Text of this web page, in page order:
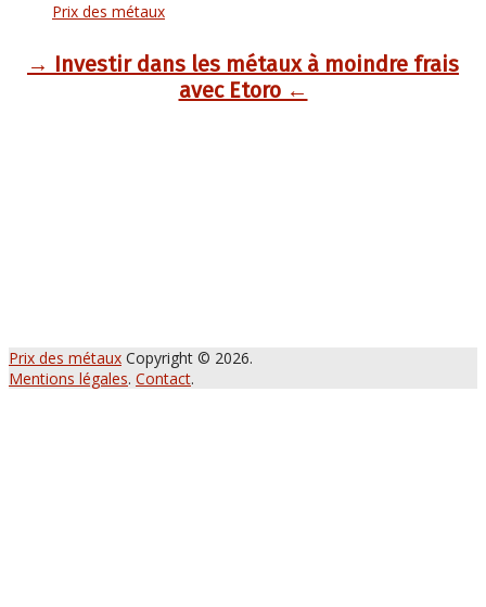
Prix des métaux
→ Investir dans les métaux à moindre frais
avec Etoro ←
Prix des métaux Copyright © 2026.
Mentions légales. Contact.